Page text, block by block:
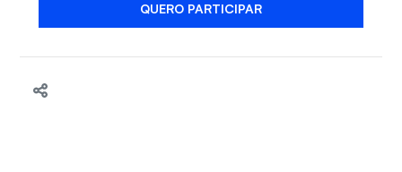
QUERO PARTICIPAR